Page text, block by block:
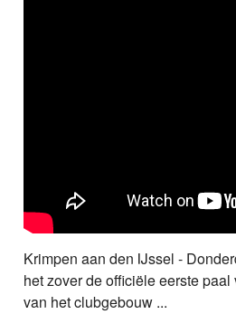
Krimpen aan den IJssel -
het zover de officiële eerste
van het clubgebouw ...